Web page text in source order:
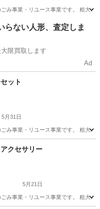
ごみ事業・リユース事業です。 粗
スらない人形、査定しま
限買取します
Ad
ット
5月31日
ごみ事業・リユース事業です。 粗
クセサリー
5月21日
ごみ事業・リユース事業です。 粗